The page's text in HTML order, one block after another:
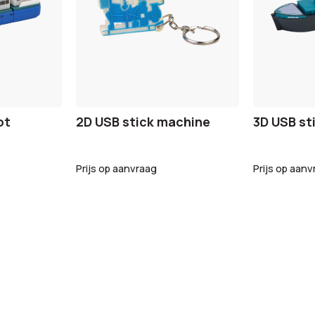
2D USB stick machine
Prijs op aanvraag
3D USB
Prijs op